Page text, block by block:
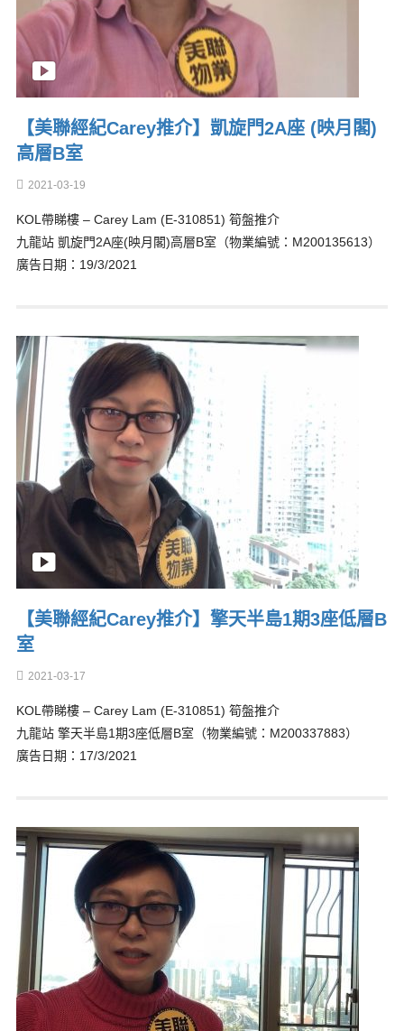
【美聯經紀Carey推介】凱旋門2A座 (映月閣)
高層B室
2021-03-19
KOL帶睇樓 – Carey Lam (E-310851) 筍盤推介
九龍站 凱旋門2A座(映月閣)高層B室（物業編號：M200135613）
廣告日期：19/3/2021
【美聯經紀Carey推介】擎天半島1期3座低層B
室
2021-03-17
KOL帶睇樓 – Carey Lam (E-310851) 筍盤推介
九龍站 擎天半島1期3座低層B室（物業編號：M200337883）
廣告日期：17/3/2021